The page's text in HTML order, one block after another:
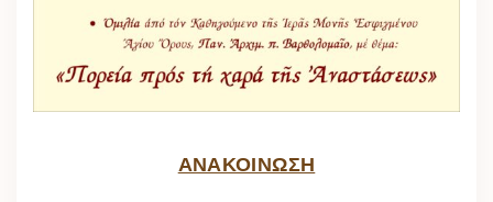
ΑΝΑΚΟΙΝΩΣΗ